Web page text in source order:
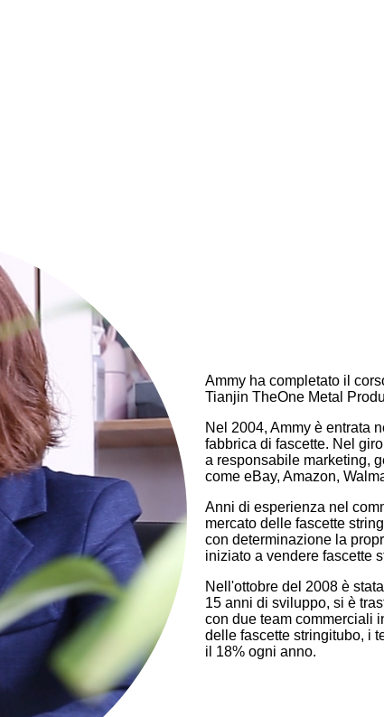
Ammy ha completato il
Tianjin TheOne Metal
Nel 2004, Ammy è entrata
fabbrica di fascette. Nel
a responsabile marketing,
come eBay, Amazon,
Anni di esperienza nel
mercato delle fascette
con determinazione la
iniziato a vendere fascette
Nell'ottobre del 2008 è
15 anni di sviluppo, si è
con due team commerciali
delle fascette stringitubo, i
il 18% ogni anno.